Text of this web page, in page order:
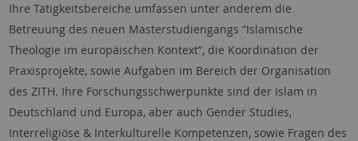
Ihre Tätigkeitsbereiche umfassen unter anderem die
Betreuung des neuen Masterstudiengangs “Islamische
Theologie im europäischen Kontext“, die Koordination der
Praxisprojekte, sowie Aufgaben im Bereich der Organisation
des ZITH. Ihre Forschungsschwerpunkte sind der Islam in
Deutschland und Europa, aber auch Gender Studies,
Interreligiöse & Interkulturelle Kompetenzen, sowie Fragen des